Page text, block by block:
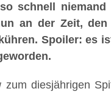
schnell niemand
an der Zeit,
Spoiler: es
diesjährigen